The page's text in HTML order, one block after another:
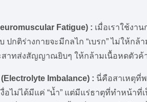
Fatigue) : เมื่อเราใช้งา
ปกติร่างกายจะมีกลไก “เบรก” ไม่ให้กล้
สาทส่งสัญญาณยิบๆ ให้กล้ามเนื้อหดตัวค้
Imbalance) : นี่คือสาเหตุที่
งื่อไม่ได้มีแค่ “น้ำ” แต่มีแร่ธาตุที่ทำหน้า